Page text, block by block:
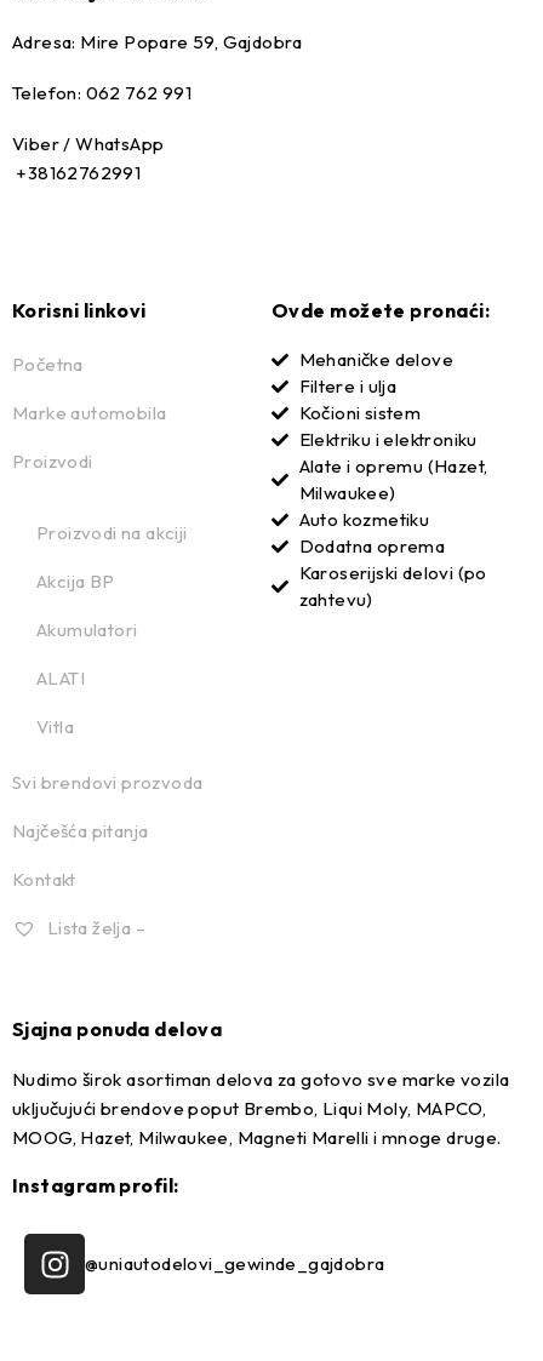
Adresa: Mire Popare 59, Gajdobra
Telefon: 062 762 991
Viber / WhatsApp
+38162762991
Korisni linkovi
Početna
Marke automobila
Proizvodi
Proizvodi na akciji
Akcija BP
Akumulatori
ALATI
Vitla
Svi brendovi prozvoda
Najčešća pitanja
Kontakt
Lista želja –
Ovde možete pronaći:
Mehaničke delove
Filtere i ulja
Kočioni sistem
Elektriku i elektroniku
Alate i opremu (Hazet,
Milwaukee)
Auto kozmetiku
Dodatna oprema
Karoserijski delovi (po
zahtevu)
Sjajna ponuda delova
Nudimo širok asortiman delova za gotovo sve marke vozila
uključujući brendove poput Brembo, Liqui Moly, MAPCO,
MOOG, Hazet, Milwaukee, Magneti Marelli i mnoge druge.
Instagram profil:
@uniautodelovi_gewinde_gajdobra